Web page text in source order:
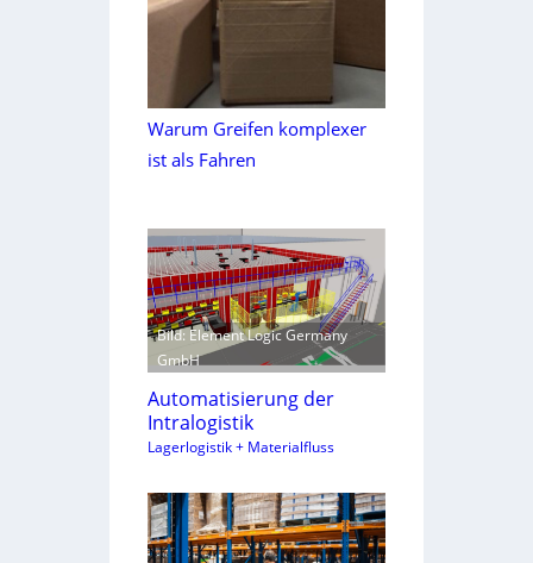
Warum Greifen komplexer
ist als Fahren
Bild: Element Logic Germany
GmbH
Automatisierung der
Intralogistik
Lagerlogistik + Materialfluss